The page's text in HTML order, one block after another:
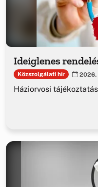
Ideiglenes
Közszolgálati hír 2026.
Háziorvosi tájékoztatás